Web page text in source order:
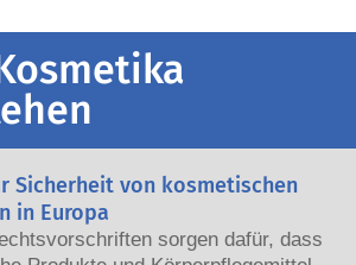
Sicherheit von kosmetischen
in Europa
sorgen dafür, dass